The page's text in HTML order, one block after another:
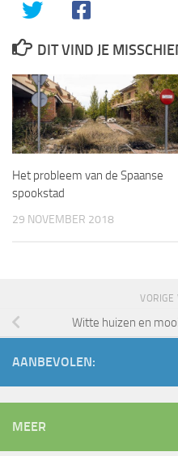
DIT VIND JE
Het probleem van de Spaanse
spookstad
29 NOVEMBER 2018
VORIGE
Witte huizen en
AANBEVOLEN:
MEER